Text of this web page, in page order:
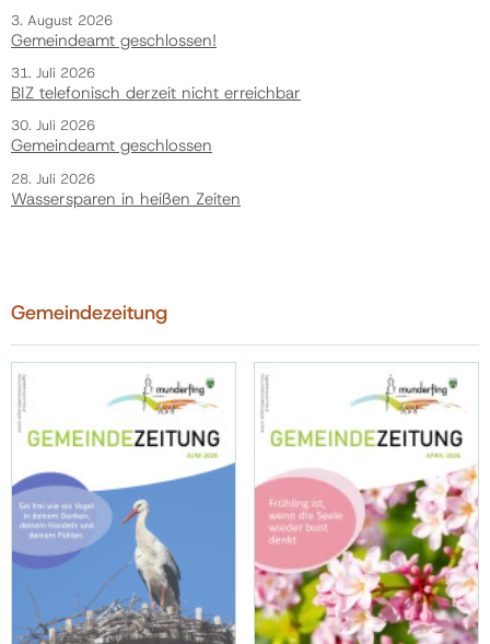
3. August 2026
Gemeindeamt geschlossen!
31. Juli 2026
BIZ telefonisch derzeit nicht erreichbar
30. Juli 2026
Gemeindeamt geschlossen
28. Juli 2026
Wassersparen in heißen Zeiten
Gemeindezeitung